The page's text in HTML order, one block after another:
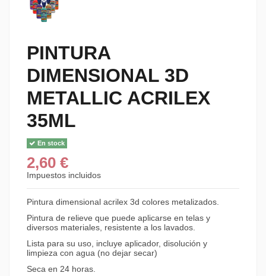
PINTURA
DIMENSIONAL 3D
METALLIC ACRILEX
35ML
En stock
2,60 €
Impuestos incluidos
Pintura dimensional acrilex 3d colores metalizados.
Pintura de relieve que puede aplicarse en telas y
diversos materiales, resistente a los lavados.
Lista para su uso, incluye aplicador, disolución y
limpieza con agua (no dejar secar)
Seca en 24 horas.